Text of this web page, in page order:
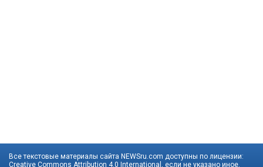
Все текстовые материалы сайта NEWSru.com доступны по лицензии:
Creative Commons Attribution 4.0 International
, если не указано иное.